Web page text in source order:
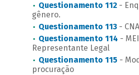
Questionamento 112 -
gênero.
Questionamento 113 -
Questionamento 114 -
Representante Legal
Questionamento 115 -
procuração